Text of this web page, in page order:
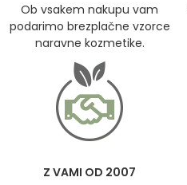
Ob vsakem nakupu vam
podarimo brezplačne vzorce
naravne kozmetike.
Z VAMI OD 2007